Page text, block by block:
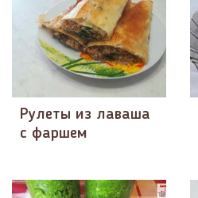
Рулеты из лаваша
с фаршем